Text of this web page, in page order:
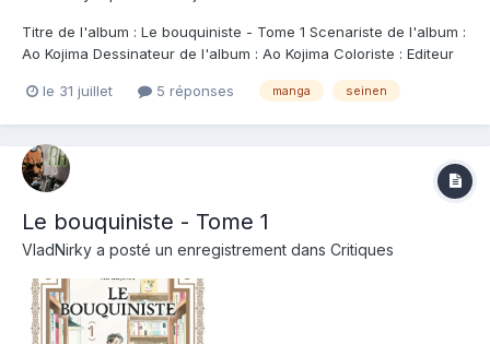
Titre de l'album : Le bouquiniste - Tome 1 Scenariste de l'album :
Ao Kojima Dessinateur de l'album : Ao Kojima Coloriste : Editeur
un jeune homme passionné de littérature, la petite librairie de
le 31 juillet 5 réponses manga seinen
Le bouquiniste - Tome 1
VladNirky a posté un enregistrement dans Critiques